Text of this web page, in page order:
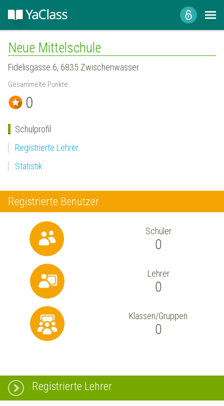
Neue Mittelschule
Fidelisgasse 6, 6835 Zwischenwasser
Gesammelte Punkte:
0
Schulprofil
Registrierte Lehrer
Statistik
Registrierte Benutzer
Schüler
0
Lehrer
0
Klassen/Gruppen
0
Registrierte Lehrer